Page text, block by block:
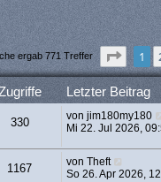
ergab 771 Treffer Seite1
1
Letzter Beitrag
330 vonjim180my180
Mi 22. Jul 2026,
1167 vonTheft
So 26. Apr 2026,